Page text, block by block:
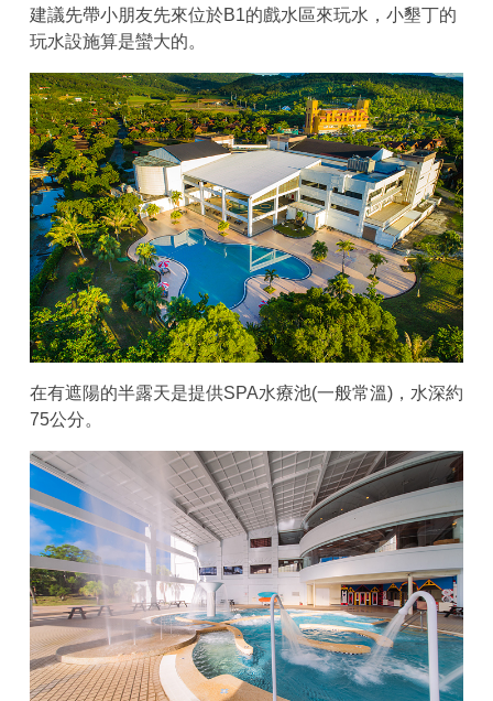
建議先帶小朋友先來位於B1的戲水區來玩水，小墾丁的
玩水設施算是蠻大的。
在有遮陽的半露天是提供SPA水療池(一般常溫)，水深約
75公分。